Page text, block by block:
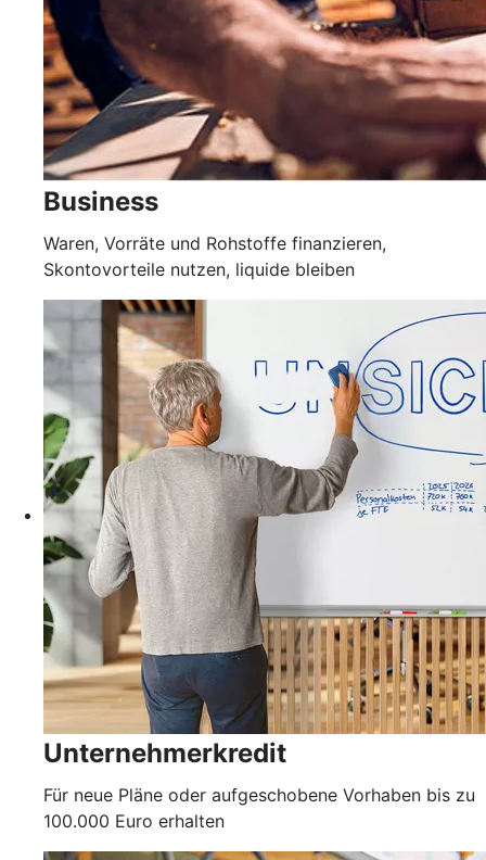
Business
Waren, Vorräte und Rohstoffe finanzieren,
Skontovorteile nutzen, liquide bleiben
Unternehmerkredit
Für neue Pläne oder aufgeschobene Vorhaben bis zu
100.000 Euro erhalten